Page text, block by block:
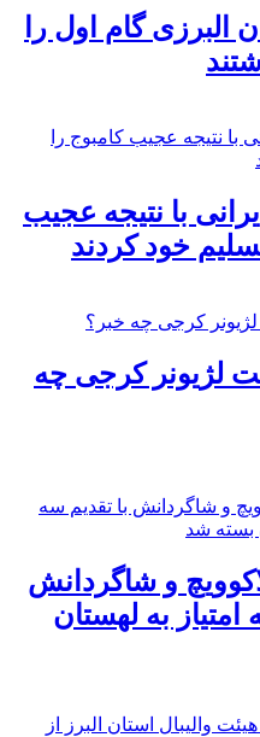
البرزی گام اول را
با نتیجه عجیب
خود کردند
لژیونر کرجی چه
و شاگردانش
امتیاز به لهستان